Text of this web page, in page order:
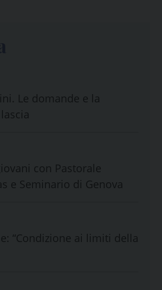
Le domande e la
con Pastorale
e Seminario di Genova
“Condizione ai limiti della